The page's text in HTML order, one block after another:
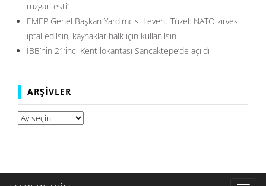
rüzgarı esti”
EMEP Genel Başkan Yardımcısı Levent Tüzel: NATO zirvesi
iptal edilsin, kaynaklar halk için kullanılsın
İBB’nin 21’inci Kent lokantası Sancaktepe’de açıldı
ARŞIVLER
Arşivler